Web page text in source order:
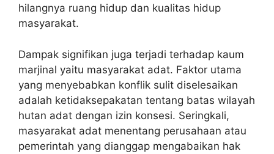
hilangnya ruang hidup dan kualitas hidup
masyarakat.
Dampak signifikan juga terjadi terhadap kaum
marjinal yaitu masyarakat adat. Faktor utama
yang menyebabkan konflik sulit diselesaikan
adalah ketidaksepakatan tentang batas wilayah
hutan adat dengan izin konsesi. Seringkali,
masyarakat adat menentang perusahaan atau
pemerintah yang dianggap mengabaikan hak